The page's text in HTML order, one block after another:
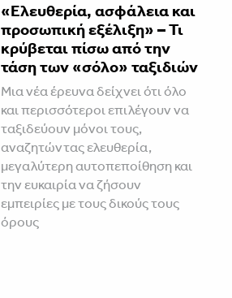
«Ελευθερία, ασφάλεια και
προσωπική εξέλιξη» – Τι
κρύβεται πίσω από την
τάση των «σόλο» ταξιδιών
Μια νέα έρευνα δείχνει ότι όλο
και περισσότεροι επιλέγουν να
ταξιδεύουν μόνοι τους,
αναζητώντας ελευθερία,
μεγαλύτερη αυτοπεποίθηση και
την ευκαιρία να ζήσουν
εμπειρίες με τους δικούς τους
όρους